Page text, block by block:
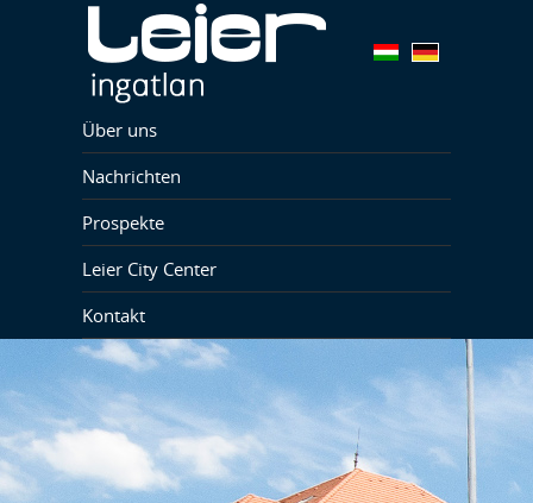
Über uns
Nachrichten
Prospekte
Leier City Center
Kontakt